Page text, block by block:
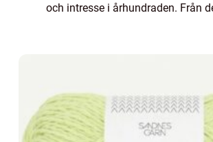
och intresse i århundraden. Från